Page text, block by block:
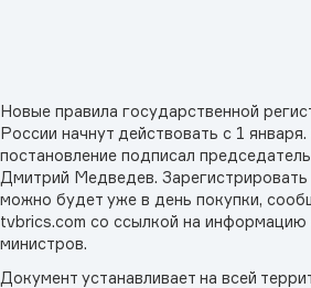
Новые правила государственной
России начнут действовать с 1
постановление подписал
Дмитрий Медведев.
можно будет уже в день покупки,
tvbrics.com со ссылкой на информацию
министров.
Документ устанавливает на всей